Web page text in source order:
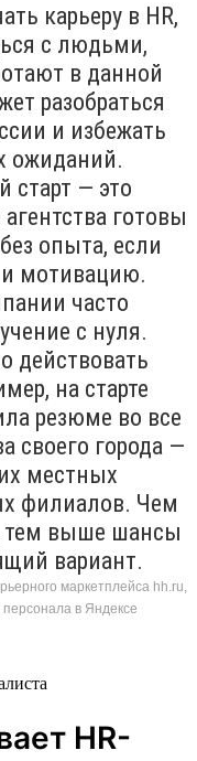
карьеру в HR,
с людьми,
в данной
разобраться
и избежать
ожиданий.
старт — это
готовы
опыта, если
и мотивацию.
часто
с нуля.
действовать
на старте
резюме во все
своего города —
местных
филиалов. Чем
тем выше шансы
вариант.
маркетплейса hh.ru,
в Яндексе
HR-